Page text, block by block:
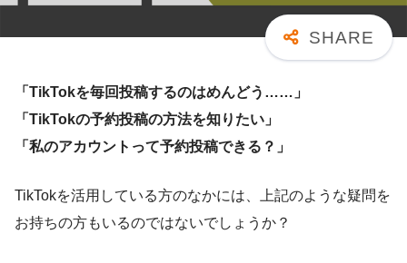
「TikTokを毎回投稿するのはめんどう……」
「TikTokの予約投稿の方法を知りたい」
「私のアカウントって予約投稿できる？」
TikTokを活用している方のなかには、上記のような疑問を
お持ちの方もいるのではないでしょうか？